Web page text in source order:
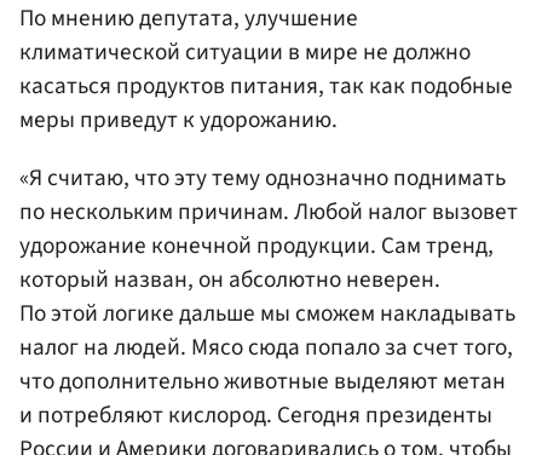
По мнению депутата, улучшение
климатической ситуации в мире не должно
касаться продуктов питания, так как подобные
меры приведут к удорожанию.
«Я считаю, что эту тему однозначно поднимать
по нескольким причинам. Любой налог вызовет
удорожание конечной продукции. Сам тренд,
который назван, он абсолютно неверен.
По этой логике дальше мы сможем накладывать
налог на людей. Мясо сюда попало за счет того,
что дополнительно животные выделяют метан
и потребляют кислород. Сегодня президенты